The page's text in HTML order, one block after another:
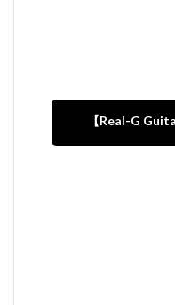
【Real-G